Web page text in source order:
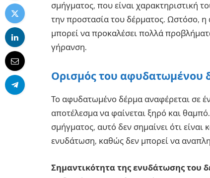
σμήγματος, που είναι χαρακτηριστική
την προστασία του δέρματος. Ωστόσο, η
μπορεί να προκαλέσει πολλά
γήρανση.
Ορισμός του αφυδατωμένου
Το αφυδατωμένο δέρμα αναφέρεται σε
αποτέλεσμα να φαίνεται ξηρό και
σμήγματος, αυτό δεν σημαίνει ότι
ενυδάτωση, καθώς δεν μπορεί να
Σημαντικότητα της ενυδάτωσης του